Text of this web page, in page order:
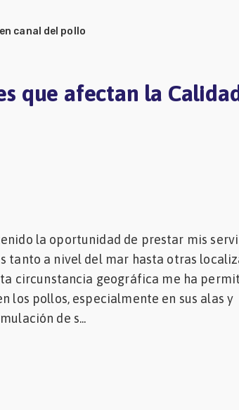
canal del pollo
que afectan la
la oportunidad de prestar mis
tanto a nivel del mar hasta otras
circunstancia geográfica me ha
los pollos, especialmente en sus alas y
de s...